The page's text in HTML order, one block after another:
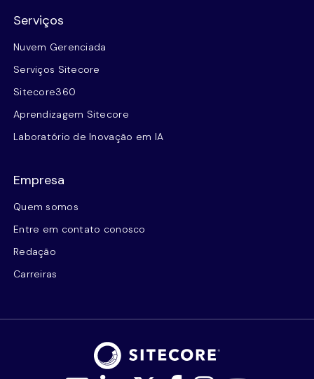
Serviços
Nuvem Gerenciada
Serviços Sitecore
Sitecore360
Aprendizagem Sitecore
Laboratório de Inovação em IA
Empresa
Quem somos
Entre em contato conosco
Redação
Carreiras